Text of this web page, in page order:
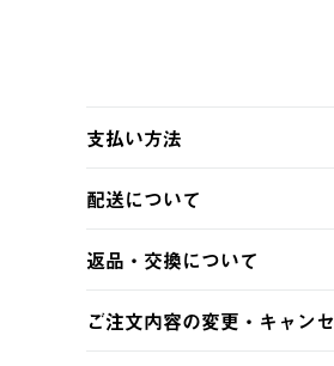
支払い方法
・クレジットカード決済
・Pay-easy決済
配送について
ご注文・ご入金完了より2営業
※予約販売・長期連休期間中の
返品・交換について
ご注文内容の変更・キャン